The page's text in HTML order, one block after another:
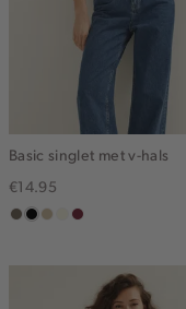
Basic singlet met v-hals
€14.95
middenbruin
zwartlichtzand
wit,bordeaux